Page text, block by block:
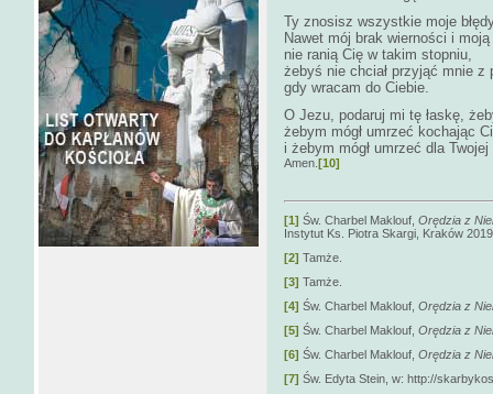
Ty znosisz wszystkie moje
Nawet mój brak wierności i
nie ranią Cię w takim stopniu,
żebyś nie chciał przyjąć mnie z
gdy wracam do Ciebie.
O Jezu, podaruj mi tę łaskę,
żebym mógł umrzeć kochając
i żebym mógł umrzeć dla Twojej
Amen. [10]
[1] Św. Charbel Maklouf, Orędzia z
Instytut Ks. Piotra Skargi, Kraków
[2] Tamże.
[3] Tamże.
[4] Św. Charbel Maklouf, Orędzia z
[5] Św. Charbel Maklouf, Orędzia z
[6] Św. Charbel Maklouf, Orędzia z
[7] Św. Edyta Stein, w: http://